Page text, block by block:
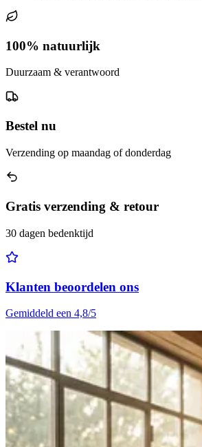
100% natuurlijk
Duurzaam & verantwoord
Bestel nu
Verzending op maandag of donderdag
Gratis verzending & retour
30 dagen bedenktijd
Klanten beoordelen ons
Gemiddeld een 4,8/5